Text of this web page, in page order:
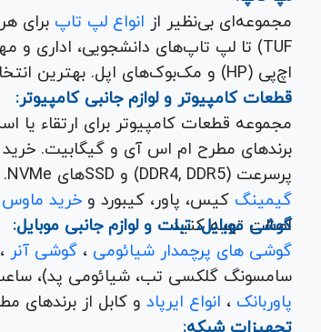
مجموعه‌ای بی‌نظیر از انواع لپ تاپ
اچ‌پی (HP) و مک‌بوک‌های اپل. بهترین انتخاب‌ها را برای خرید لپ تاپ نو با گارانتی معتبر در یاس ارتباط بیابید.
قطعات کامپیوتر و لوازم جانبی کامپیوتر:
مجموعه قطعات کامپیوتر برای ارتقاء
پرسرعت (DDR4, DDR5) و SSDهای NVMe. همچنین کلیه
گیمینگ کیس، پاور، کیبورد و خرید ماوس
اصالت تهیه کنید.
گوشی موبایل، تبلت و لوازم جانبی موبایل:
گوشی های پرچمدار شیائومی ، گوشی آنر ،
سامسونگ گلکسی تب، شیائومی پد)، ساعت
پاوربانک ، انواع ایرپاد